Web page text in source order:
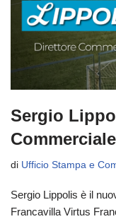
Sergio
di Ufficio Stampa e
Sergio Lippolis è il
Francavilla Virtus